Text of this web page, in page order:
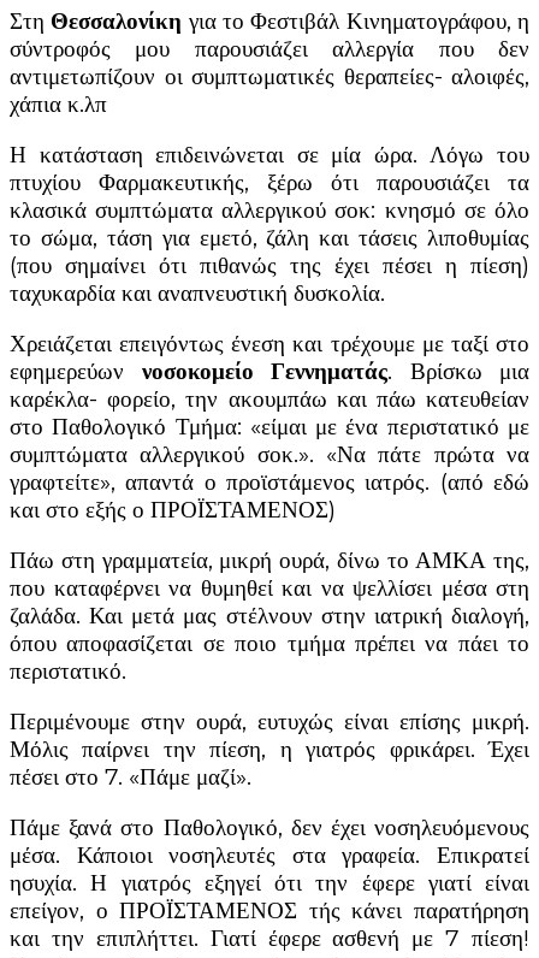
Στη Θεσσαλονίκη για το Φεστιβάλ Κινηματογράφου, η
σύντροφός μου παρουσιάζει αλλεργία που δεν
αντιμετωπίζουν οι συμπτωματικές θεραπείες- αλοιφές,
χάπια κ.λπ
Η κατάσταση επιδεινώνεται σε μία ώρα. Λόγω του
πτυχίου Φαρμακευτικής, ξέρω ότι παρουσιάζει τα
κλασικά συμπτώματα αλλεργικού σοκ: κνησμό σε όλο
το σώμα, τάση για εμετό, ζάλη και τάσεις λιποθυμίας
(που σημαίνει ότι πιθανώς της έχει πέσει η πίεση)
ταχυκαρδία και αναπνευστική δυσκολία.
Χρειάζεται επειγόντως ένεση και τρέχουμε με ταξί στο
εφημερεύων νοσοκομείο Γεννηματάς. Βρίσκω μια
καρέκλα- φορείο, την ακουμπάω και πάω κατευθείαν
στο Παθολογικό Τμήμα: «είμαι με ένα περιστατικό με
συμπτώματα αλλεργικού σοκ.». «Να πάτε πρώτα να
γραφτείτε», απαντά ο προϊστάμενος ιατρός. (από εδώ
και στο εξής ο ΠΡΟΪΣΤΑΜΕΝΟΣ)
Πάω στη γραμματεία, μικρή ουρά, δίνω το ΑΜΚΑ της,
που καταφέρνει να θυμηθεί και να ψελλίσει μέσα στη
ζαλάδα. Και μετά μας στέλνουν στην ιατρική διαλογή,
όπου αποφασίζεται σε ποιο τμήμα πρέπει να πάει το
περιστατικό.
Περιμένουμε στην ουρά, ευτυχώς είναι επίσης μικρή.
Μόλις παίρνει την πίεση, η γιατρός φρικάρει. Έχει
πέσει στο 7. «Πάμε μαζί».
Πάμε ξανά στο Παθολογικό, δεν έχει νοσηλευόμενους
μέσα. Κάποιοι νοσηλευτές στα γραφεία. Επικρατεί
ησυχία. Η γιατρός εξηγεί ότι την έφερε γιατί είναι
επείγον, ο ΠΡΟΪΣΤΑΜΕΝΟΣ τής κάνει παρατήρηση
και την επιπλήττει. Γιατί έφερε ασθενή με 7 πίεση!